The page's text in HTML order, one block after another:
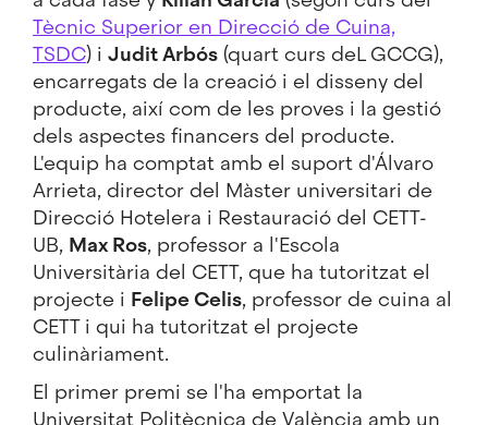
Tècnic Superior en Direcció de Cuina,
TSDC) i Judit Arbós (quart curs deL GCCG),
encarregats de la creació i el disseny del
producte, així com de les proves i la gestió
dels aspectes financers del producte.
L'equip ha comptat amb el suport d'Álvaro
Arrieta, director del Màster universitari de
Direcció Hotelera i Restauració del CETT-
UB, Max Ros, professor a l'Escola
Universitària del CETT, que ha tutoritzat el
projecte i Felipe Celis, professor de cuina al
CETT i qui ha tutoritzat el projecte
culinàriament.
El primer premi se l'ha emportat la
Universitat Politècnica de València amb un